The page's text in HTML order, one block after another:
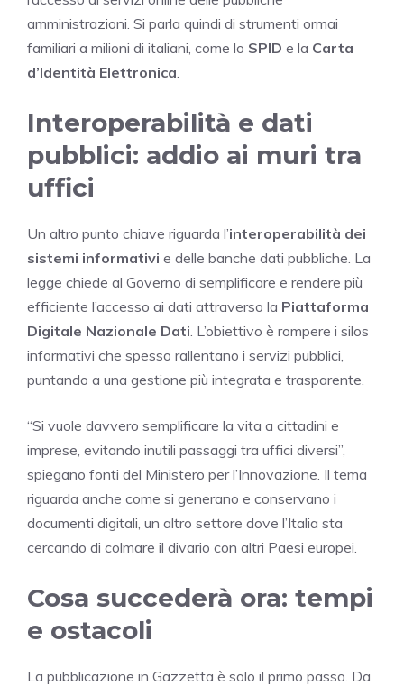
amministrazioni. Si parla quindi di strumenti ormai
familiari a milioni di italiani, come lo SPID e la Carta
d’Identità Elettronica
Interoperabilità e dati
pubblici: addio ai muri tra
uffici
Un altro punto chiave riguarda l’interoperabilità dei
sistemi informativi e delle banche dati pubbliche. La
legge chiede al Governo di semplificare e rendere più
efficiente l’accesso ai dati attraverso la Piattaforma
Digitale Nazionale Dati . L’obiettivo è rompere i silos
informativi che spesso rallentano i servizi pubblici,
puntando a una gestione più integrata e trasparente.
“Si vuole davvero semplificare la vita a cittadini e
imprese, evitando inutili passaggi tra uffici diversi”,
spiegano fonti del Ministero per l’Innovazione. Il tema
riguarda anche come si generano e conservano i
documenti digitali, un altro settore dove l’Italia sta
cercando di colmare il divario con altri Paesi europei.
Cosa succederà ora: tempi
e ostacoli
La pubblicazione in Gazzetta è solo il primo passo. Da